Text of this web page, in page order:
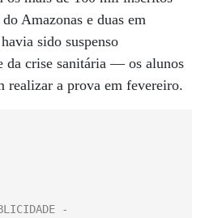
Amazonas e duas em
sido suspenso
da crise sanitária — os alunos
realizar a prova em fevereiro.